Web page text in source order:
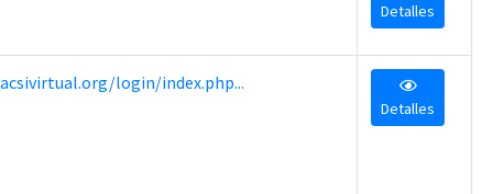
Detalles
acsivirtual.org/login/index.php...
Detalles